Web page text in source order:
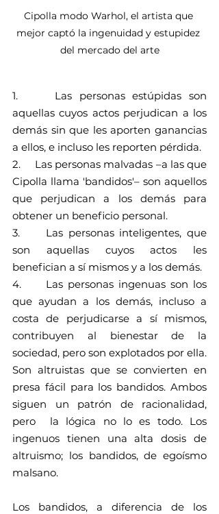
Cipolla modo Warhol, el artista que
mejor captó la ingenuidad y estupidez
del mercado del arte
1.     Las personas estúpidas son
aquellas cuyos actos perjudican a los
demás sin que les aporten ganancias
a ellos, e incluso les reporten pérdida.
2.     Las personas malvadas –a las que
Cipolla llama 'bandidos'– son aquellos
que perjudican a los demás para
obtener un beneficio personal.
3.     Las personas inteligentes, que
son aquellas cuyos actos les
benefician a sí mismos y a los demás.
4.     Las personas ingenuas son los
que ayudan a los demás, incluso a
costa de perjudicarse a sí mismos,
contribuyen al bienestar de la
sociedad, pero son explotados por ella.
Son altruistas que se convierten en
presa fácil para los bandidos. Ambos
siguen un patrón de racionalidad,
pero  la lógica no lo es todo. Los
ingenuos tienen una alta dosis de
altruismo; los bandidos, de egoísmo
malsano.
Los bandidos, a diferencia de los